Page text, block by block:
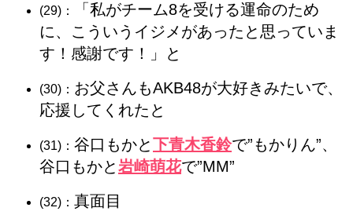
(29)：
「私がチーム8を受ける運命のため
に、こういうイジメがあったと思っていま
す！感謝です！」と
(30)： お父さんもAKB48が大好きみたいで、
応援してくれたと
(31)： 谷口もかと下青木香鈴で”もかりん”、
谷口もかと岩崎萌花で”MM”
(32)： 真面目